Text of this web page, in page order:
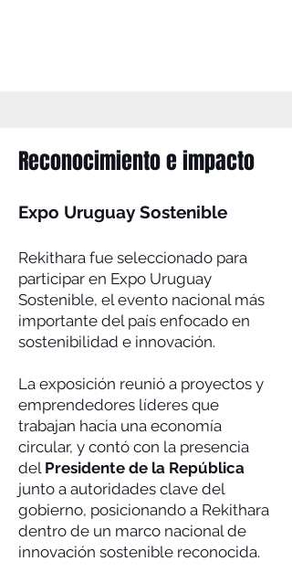
Reconocimiento e impacto
Expo Uruguay Sostenible
Rekithara fue seleccionado para
participar en Expo Uruguay
Sostenible, el evento nacional más
importante del país enfocado en
sostenibilidad e innovación.
La exposición reunió a proyectos y
emprendedores líderes que
trabajan hacia una economía
circular, y contó con la presencia
del Presidente de la República
junto a autoridades clave del
gobierno, posicionando a Rekithara
dentro de un marco nacional de
innovación sostenible reconocida.